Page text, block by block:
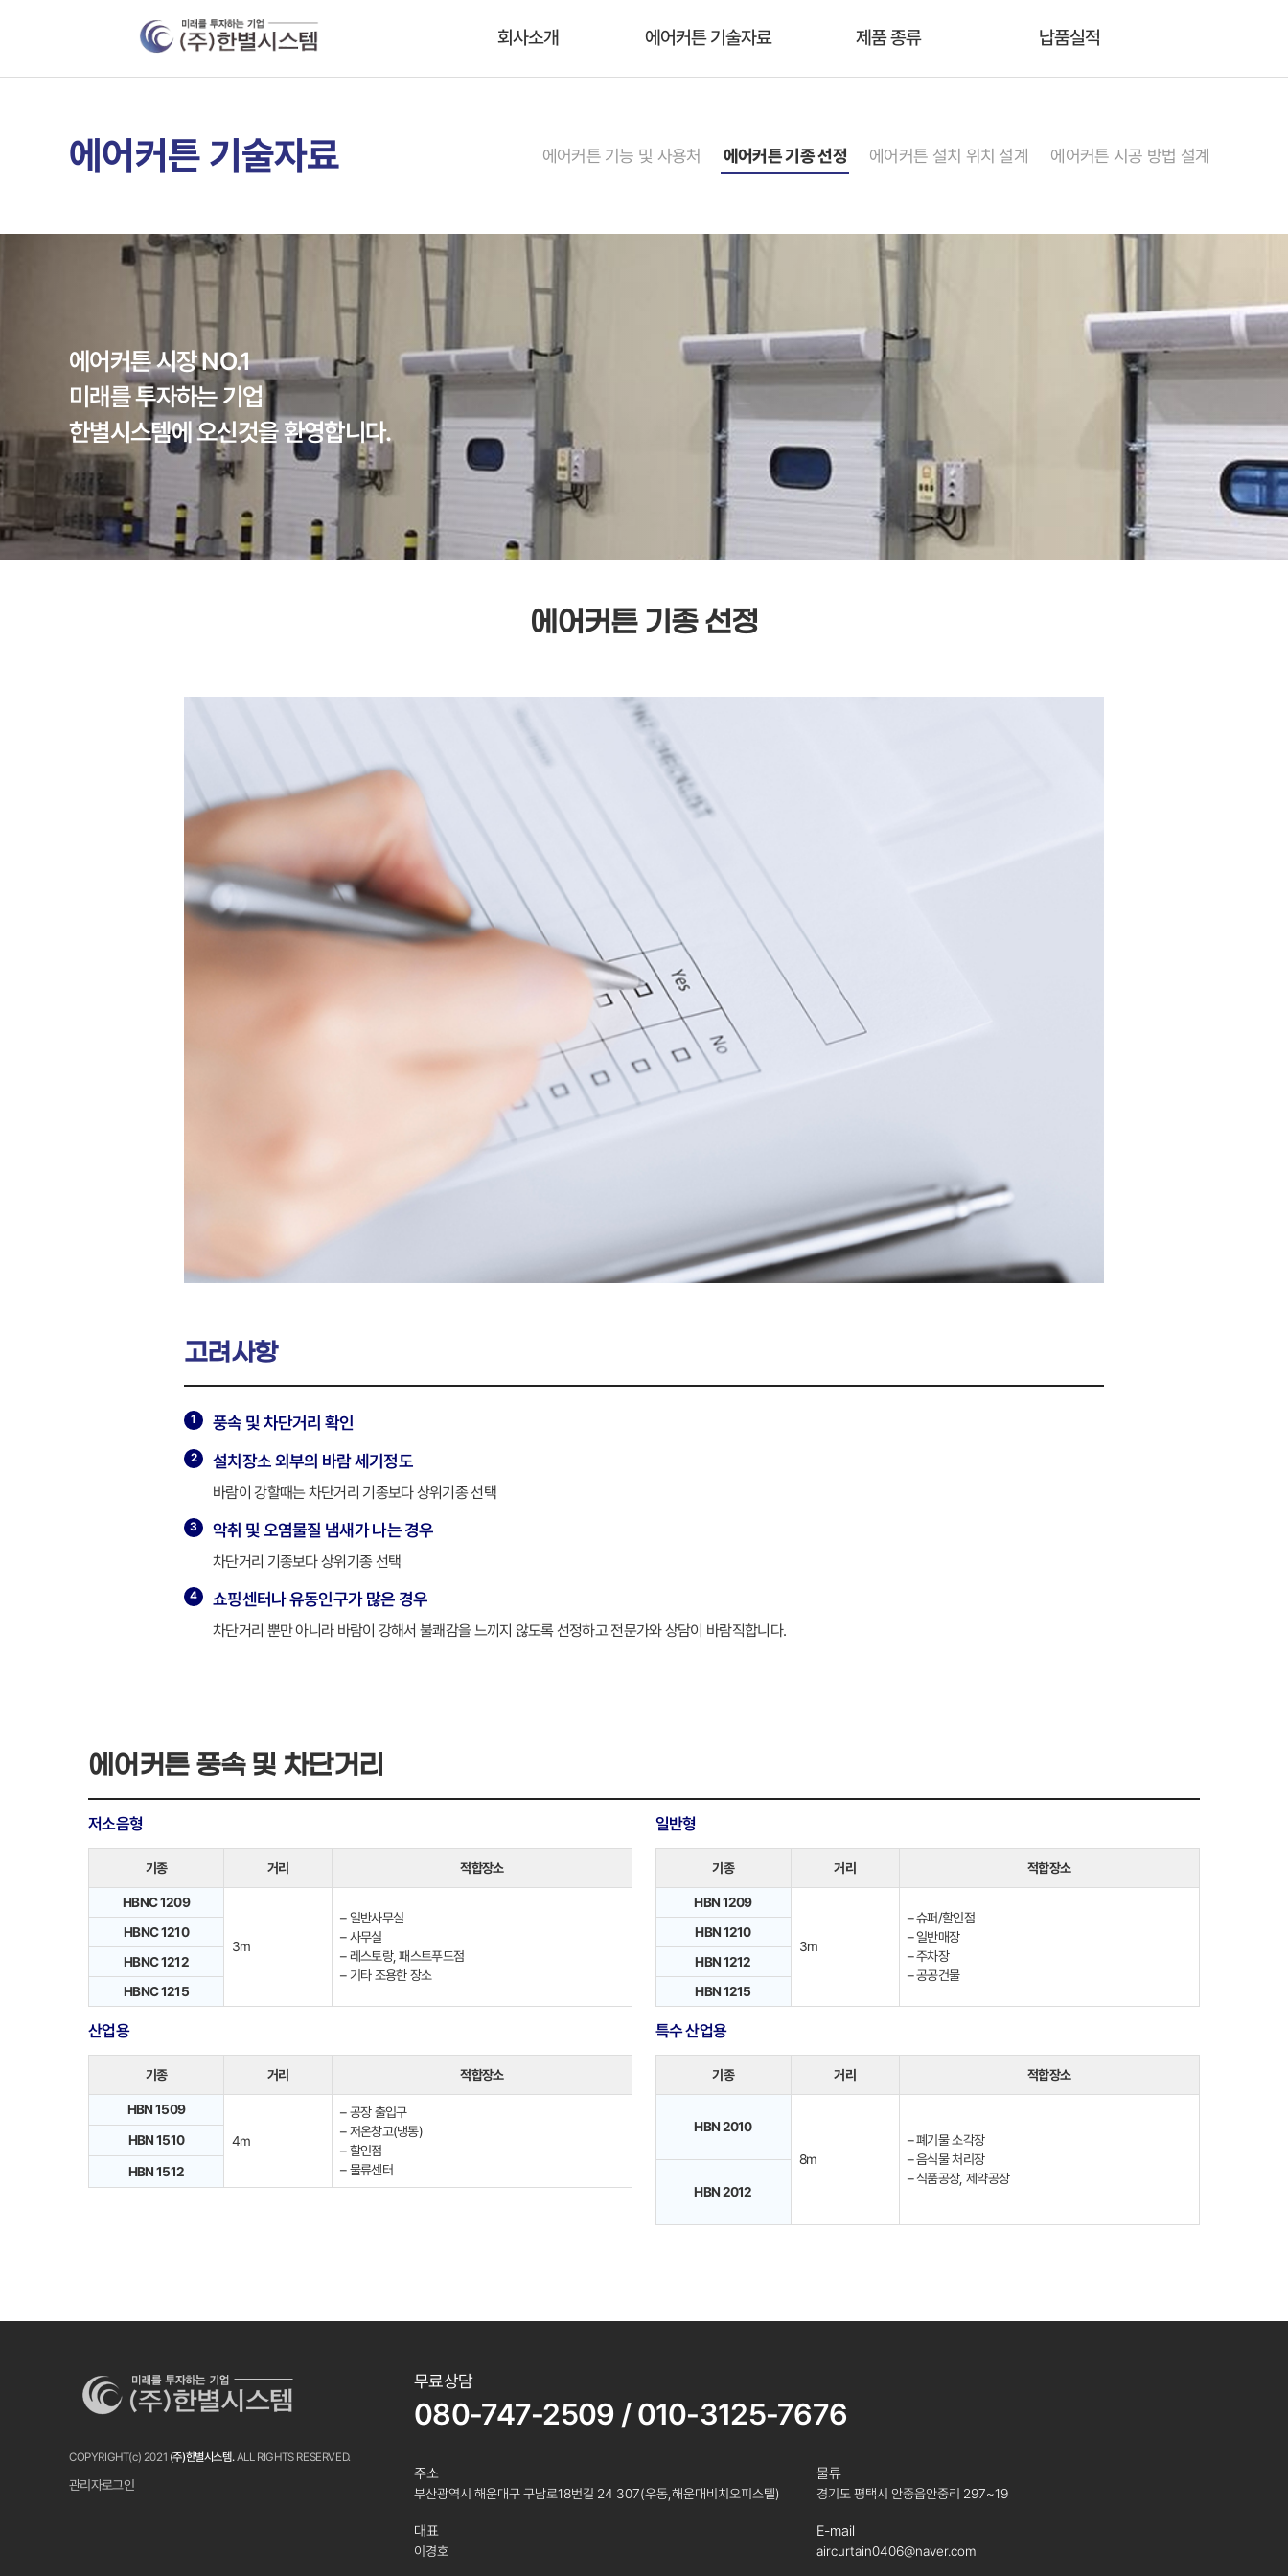
회사소개 에어커튼 기술자료 제품 종류 납품실적
에어커튼 기술자료 에어커튼 기능 및 사용처 에어커튼 기종 선정 에어커튼 설치 위치 설계 에어커튼 시공 방법 설계
에어커튼 시장 NO.1
미래를 투자하는 기업
한별시스템에 오신것을 환영합니다.
에어커튼 기종 선정
고려사항
풍속 및 차단거리 확인
설치장소 외부의 바람 세기정도
바람이 강할때는 차단거리 기종보다 상위기종 선택
악취 및 오염물질 냄새가 나는 경우
차단거리 기종보다 상위기종 선택
쇼핑센터나 유동인구가 많은 경우
차단거리 뿐만 아니라 바람이 강해서 불쾌감을 느끼지 않도록 선정하고 전문가와 상담이 바람직합니다.
에어커튼 풍속 및 차단거리
저소음형
기종 거리 적합장소
HBNC 1209
3m
– 일반사무실
– 사무실
– 레스토랑, 패스트푸드점
– 기타 조용한 장소
HBNC 1210
HBNC 1212
HBNC 1215
일반형
기종 거리 적합장소
HBN 1209
3m
– 슈퍼/할인점
– 일반매장
– 주차장
– 공공건물
HBN 1210
HBN 1212
HBN 1215
산업용
기종 거리 적합장소
HBN 1509
4m
– 공장 출입구
– 저온창고(냉동)
– 할인점
– 물류센터
HBN 1510
HBN 1512
특수 산업용
기종 거리 적합장소
HBN 2010
8m
– 폐기물 소각장
– 음식물 처리장
– 식품공장, 제약공장
HBN 2012
COPYRIGHT(c) 2021 (주)한별시스템.ALL RIGHTS RESERVED.
관리자로그인
무료상담
080-747-2509 / 010-3125-7676
주소
부산광역시 해운대구 구남로18번길 24 307(우동,해운대비치오피스텔)
물류
경기도 평택시 안중읍안중리 297~19
대표
이경호
E-mail
aircurtain0406@naver.com